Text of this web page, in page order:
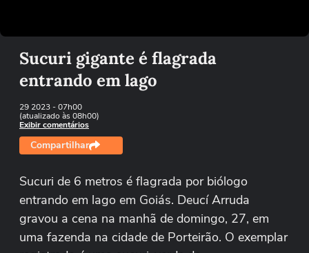
Sucuri gigante é flagrada
entrando em lago
29 2023- 07h00
(atualizado às 08h00)
Exibir comentários
Compartilhar
Sucuri de 6 metros é flagrada por biólogo
entrando em lago em Goiás. Deucí Arruda
gravou a cena na manhã de domingo, 27, em
uma fazenda na cidade de Porteirão. O exemplar